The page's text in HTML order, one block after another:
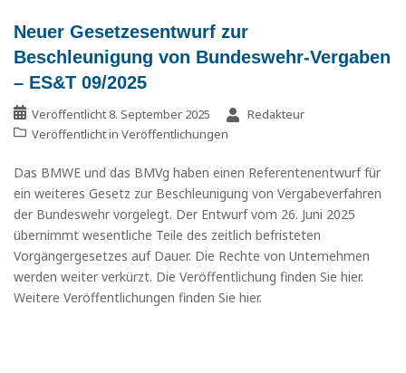
Neuer Gesetzesentwurf zur
Beschleunigung von Bundeswehr-Vergaben
– ES&T 09/2025
Veröffentlicht 8. September 2025
Redakteur
Veröffentlicht in Veröffentlichungen
Das BMWE und das BMVg haben einen Referentenentwurf für
ein weiteres Gesetz zur Beschleunigung von Vergabeverfahren
der Bundeswehr vorgelegt. Der Entwurf vom 26. Juni 2025
übernimmt wesentliche Teile des zeitlich befristeten
Vorgängergesetzes auf Dauer. Die Rechte von Unternehmen
werden weiter verkürzt. Die Veröffentlichung finden Sie hier.
Weitere Veröffentlichungen finden Sie hier.